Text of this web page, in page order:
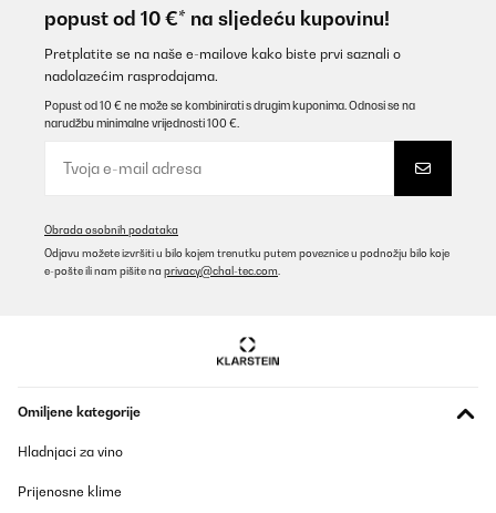
popust od 10 €* na sljedeću kupovinu!
Pretplatite se na naše e-mailove kako biste prvi saznali o
nadolazećim rasprodajama.
Popust od 10 € ne može se kombinirati s drugim kuponima. Odnosi se na
narudžbu minimalne vrijednosti 100 €.
Obrada osobnih podataka
Odjavu možete izvršiti u bilo kojem trenutku putem poveznice u podnožju bilo koje
e-pošte ili nam pišite na privacy@chal-tec.com
Omiljene kategorije
Hladnjaci za vino
Prijenosne klime